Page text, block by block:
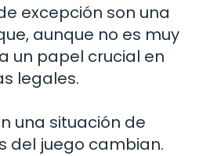
excepción son una
aunque no es muy
un papel crucial en
legales.
una situación de
del juego cambian.